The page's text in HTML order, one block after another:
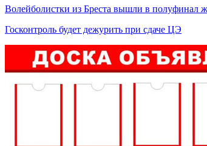
Волейболистки из Бреста вышли в полуфинал
Госконтроль будет дежурить при сдаче ЦЭ